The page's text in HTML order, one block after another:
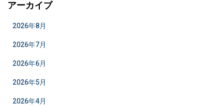
アーカイブ
2026年8月
2026年7月
2026年6月
2026年5月
2026年4月